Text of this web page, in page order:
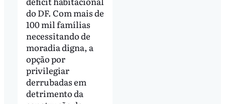
do DF. Com mais de
100 mil famílias
necessitando de
moradia digna, a
opção por
privilegiar
derrubadas em
detrimento da